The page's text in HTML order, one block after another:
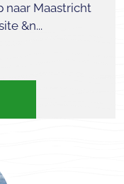
Maastricht
&n...